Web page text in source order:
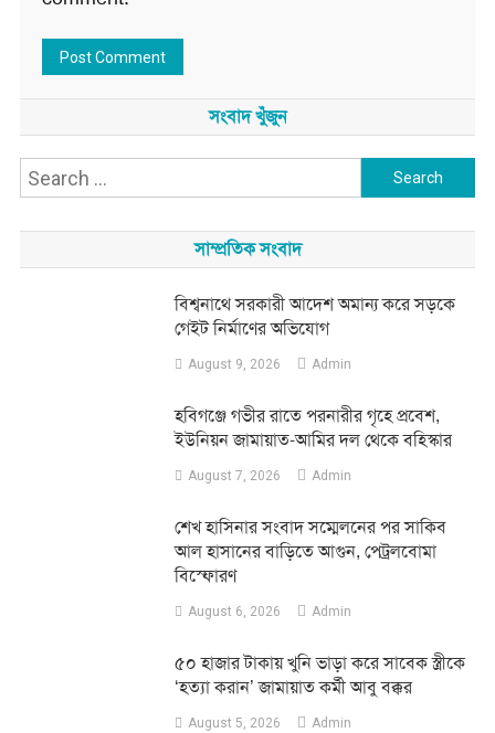
সংবাদ খুঁজুন
Search
সাম্প্রতিক সংবাদ
বিশ্বনাথে সরকারী আদেশ অমান্য করে সড়কে
গেইট নির্মাণের অভিযোগ
August 9, 2026 Admin
হবিগঞ্জে গভীর রাতে পরনারীর গৃহে প্রবেশ,
ইউনিয়ন জামায়াত-আমির দল থেকে বহিস্কার
August 7, 2026 Admin
শেখ হাসিনার সংবাদ সম্মেলনের পর সাকিব
আল হাসানের বাড়িতে আগুন, পেট্রলবোমা
বিস্ফোরণ
August 6, 2026 Admin
৫০ হাজার টাকায় খুনি ভাড়া করে সাবেক স্ত্রীকে
‘হত্যা করান’ জামায়াত কর্মী আবু বক্কর
August 5, 2026 Admin